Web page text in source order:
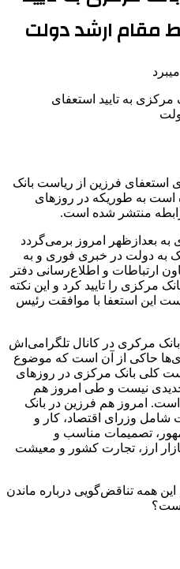
مقام ارشد دولت
استعفای فرزین از ریاست بانک
به طوریکه در روزهای
منتشر شده است.
به بعدازظهر امروز برمی‌گردد
به دولت در خبری فوری و به
ارتباطات و اطلاع‌رسانی دفتر
مرکزی را تایید کرد و این نکته
این استعفا با موافقت رئیس
بانک مرکری در کانال تلگرامی‌اش
حاکی از آن است که موضوع
کلی بانک مرکزی در روزهای
نیست و طی امروز هم
است. امروز هم فرزین در بانک
شامل وزرای اقتصاد، کار و
تصمیمات مناسب و
ارز، تجارت کشور و معیشت
این همه تناقض‌گویی درباره ماندن